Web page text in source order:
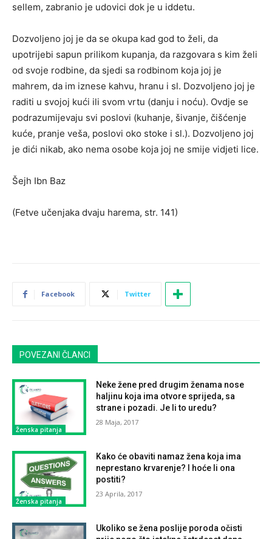
sellem, zabranio je udovici dok je u iddetu.
Dozvoljeno joj je da se okupa kad god to želi, da
upotrijebi sapun prilikom kupanja, da razgovara s kim želi
od svoje rodbine, da sjedi sa rodbinom koja joj je
mahrem, da im iznese kahvu, hranu i sl. Dozvoljeno joj je
raditi u svojoj kući ili svom vrtu (danju i noću). Ovdje se
podrazumijevaju svi poslovi (kuhanje, šivanje, čišćenje
kuće, pranje veša, poslovi oko stoke i sl.). Dozvoljeno joj
je dići nikab, ako nema osobe koja joj ne smije vidjeti lice.
Šejh Ibn Baz
(Fetve učenjaka dvaju harema, str. 141)
Facebook Twitter
POVEZANI ČLANCI
Ženska pitanja
Neke žene pred drugim ženama nose
haljinu koja ima otvore sprijeda, sa
strane i pozadi. Je li to uredu?
28 Maja, 2017
Ženska pitanja
Kako će obaviti namaz žena koja ima
neprestano krvarenje? I hoće li ona
postiti?
23 Aprila, 2017
Ukoliko se žena poslije poroda očisti